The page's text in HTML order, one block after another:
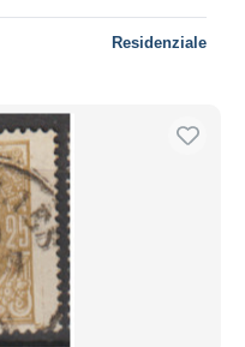
Residenziale